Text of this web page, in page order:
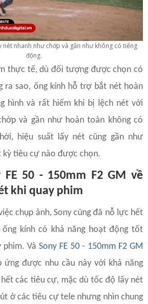
nét nhanh như chớp và gần như không có tiếng
động.
thực tế, dù đối tượng được chọn có
ra sao, ống kính hỗ trợ bắt nét hoàn
hình và rất hiếm khi bị lệch nét với
và gần như hoàn toàn không có
hiệu suất lấy nét cũng gần như
kỳ tiêu cự nào được chọn.
FE 50 - 150mm F2 GM về
khi quay phim
chụp ảnh, Sony cũng đã nỗ lực hết
kính có khả năng hoạt động tốt
Và Sony FE 50 - 150mm F2 GM
ứng được nhu cầu này với khả năng
các tiêu cự, mặc dù tốc độ lấy nét
ở các tiêu cự tele nhưng nhìn chung